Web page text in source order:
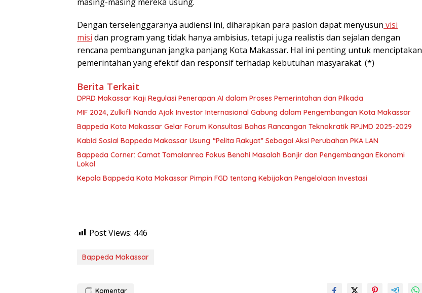
Dengan terselenggaranya audiensi ini, diharapkan para paslon dapat menyusun visi
misi dan program yang tidak hanya ambisius, tetapi juga realistis dan sejalan dengan
rencana pembangunan jangka panjang Kota Makassar. Hal ini penting untuk menciptakan
pemerintahan yang efektif dan responsif terhadap kebutuhan masyarakat. (*)
Berita Terkait
DPRD Makassar Kaji Regulasi Penerapan AI dalam Proses Pemerintahan dan Pilkada
MIF 2024, Zulkifli Nanda Ajak Investor Internasional Gabung dalam Pengembangan Kota Makassar
Bappeda Kota Makassar Gelar Forum Konsultasi Bahas Rancangan Teknokratik RPJMD 2025-2029
Kabid Sosial Bappeda Makassar Usung “Pelita Rakyat” Sebagai Aksi Perubahan PKA LAN
Bappeda Corner: Camat Tamalanrea Fokus Benahi Masalah Banjir dan Pengembangan Ekonomi
Lokal
Kepala Bappeda Kota Makassar Pimpin FGD tentang Kebijakan Pengelolaan Investasi
Post Views: 446
Bappeda Makassar
Komentar